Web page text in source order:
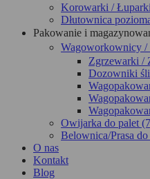
Korowarki /
Dłutownica
Pakowanie i
Wagoworkownicy /
Zgrzewarki /
Dozowniki
Owijarka do palet
Belownica/Prasa
O nas
Kontakt
Blog